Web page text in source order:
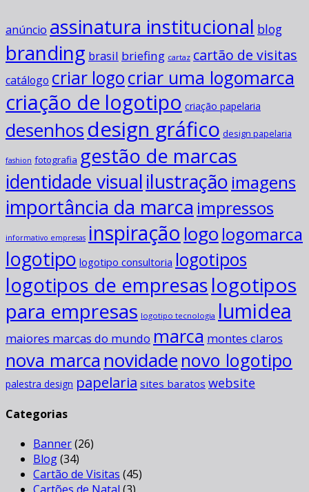
anúncio assinatura institucional blog
branding brasil briefing cartaz cartão de visitas
catálogo criar logocriar uma logomarca
criação de logotipo criação papelaria
desenhosdesign gráfico design papelaria
fashion fotografia gestão de marcas
identidade visualilustração imagens
importância da marca impressos
informativo empresas inspiração logo logomarca
logotipo logotipo consultoria logotipos
logotipos de empresaslogotipos
para empresas logotipo tecnologia lumidea
maiores marcas do mundo marca montes claros
nova marca novidade novo logotipo
palestra design papelaria sites baratos website
Categorias
Banner(26)
Blog(34)
Cartão de Visitas (45)